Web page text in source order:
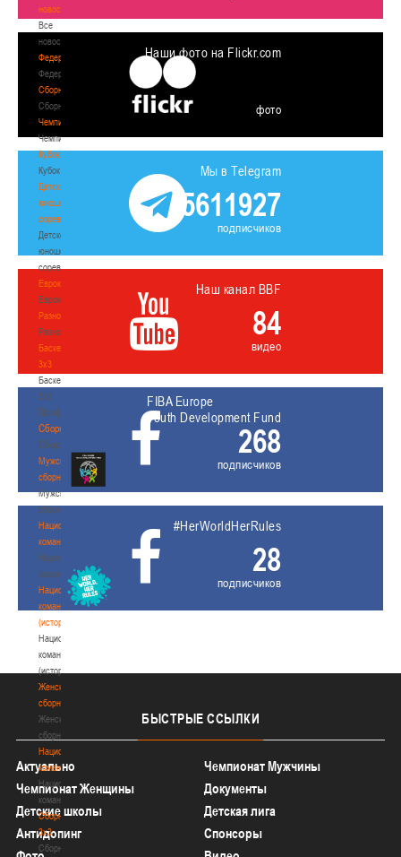
новости
Все
новости
Федерация
Федерация
Сборные
Сборные
Чемпионат
Чемпионат
Кубок
Кубок
Детско-
юношеские
соревнования
Детско-
юношеские
соревнования
Еврокубки
Еврокубки
Разное
Разное
Баскетбол
3х3
Баскетбол
3х3
Лого[modid=121]
Сборные
Сборные
Мужские
сборные
Мужские
сборные
Национальная
команда
Национальная
команда
Национальная
команда
(история)
Национальная
команда
(история)
Женские
сборные
Женские
сборные
Национальная
команда
Национальная
команда
Сборные
3х3
Сборные
Наши фото на Flickr.com
фото
Мы в Telegram
5611927
подписчиков
Наш канал BBF
84
видео
FIBA Europe
Youth Development Fund
268
подписчиков
#HerWorldHerRules
28
подписчиков
БЫСТРЫЕ ССЫЛКИ
Актуально
Чемпионат Мужчины
Чемпионат Женщины
Документы
Детские школы
Детская лига
Антидопинг
Спонсоры